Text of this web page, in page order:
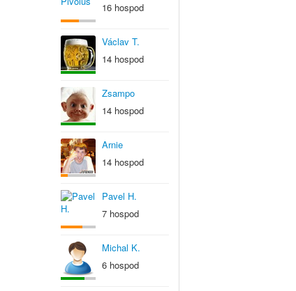
16 hospod
Václav T.
14 hospod
Zsampo
14 hospod
Arnie
14 hospod
Pavel H.
7 hospod
Michal K.
6 hospod